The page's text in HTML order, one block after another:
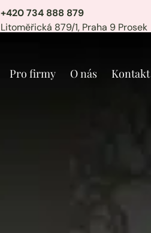
+420 734 888 879
Litoměřická 879/1, Praha 9 Prosek
Pro firmy O nás Kontakt